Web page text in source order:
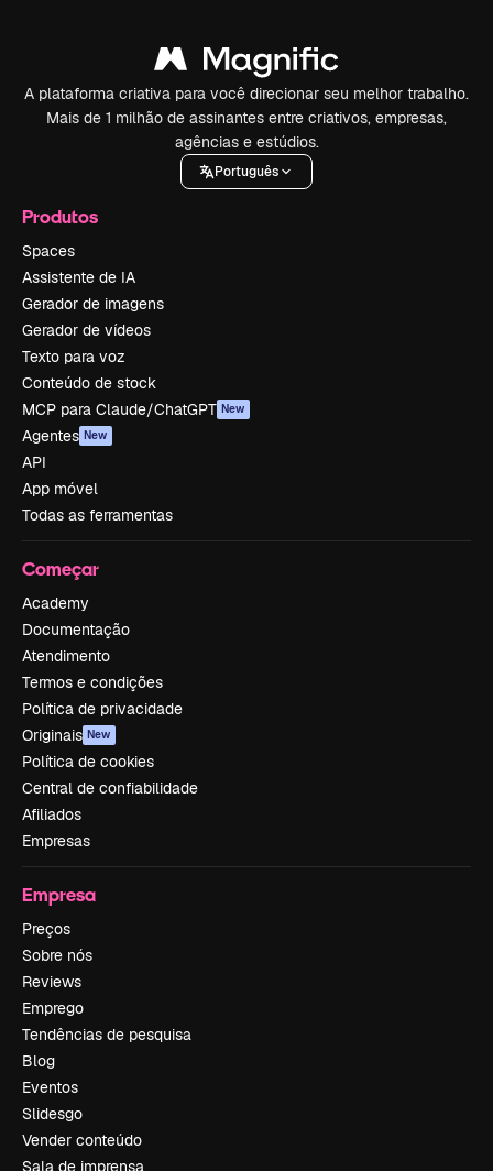
A plataforma criativa para você direcionar seu melhor trabalho.
Mais de 1 milhão de assinantes entre criativos, empresas,
agências e estúdios.
Português
Produtos
Spaces
Assistente de IA
Gerador de imagens
Gerador de vídeos
Texto para voz
Conteúdo de stock
MCP para Claude/ChatGPT New
Agentes New
API
App móvel
Todas as ferramentas
Começar
Academy
Documentação
Atendimento
Termos e condições
Política de privacidade
Originais New
Política de cookies
Central de confiabilidade
Afiliados
Empresas
Empresa
Preços
Sobre nós
Reviews
Emprego
Tendências de pesquisa
Blog
Eventos
Slidesgo
Vender conteúdo
Sala de imprensa